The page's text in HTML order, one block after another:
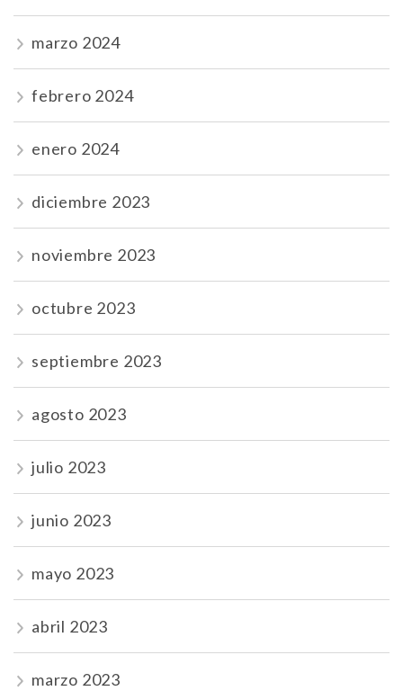
marzo 2024
febrero 2024
enero 2024
diciembre 2023
noviembre 2023
octubre 2023
septiembre 2023
agosto 2023
julio 2023
junio 2023
mayo 2023
abril 2023
marzo 2023